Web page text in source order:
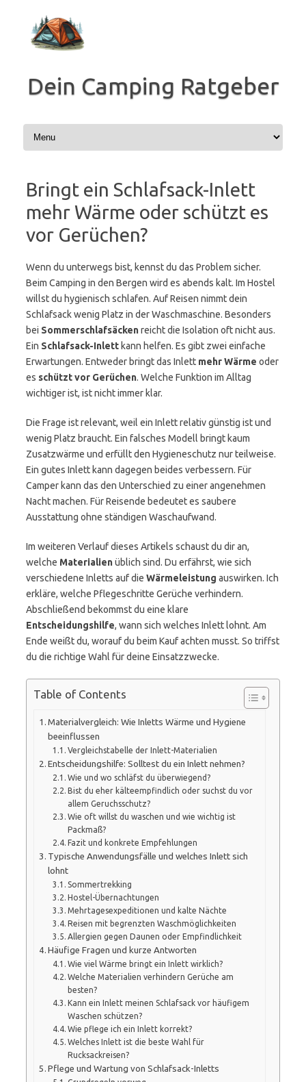
springen
Dein Camping Ratgeber
Bringt ein Schlafsack-Inlett
mehr Wärme oder schützt es
vor Gerüchen?
Wenn du unterwegs bist, kennst du das Problem sicher.
Beim Camping in den Bergen wird es abends kalt. Im Hostel
willst du hygienisch schlafen. Auf Reisen nimmt dein
Schlafsack wenig Platz in der Waschmaschine. Besonders
bei Sommerschlafsäckenreicht die Isolation oft nicht aus.
Ein Schlafsack-Inlett kann helfen. Es gibt zwei einfache
Erwartungen. Entweder bringt das Inlett mehr Wärme oder
es schützt vor Gerüchen. Welche Funktion im Alltag
wichtiger ist, ist nicht immer klar.
Die Frage ist relevant, weil ein Inlett relativ günstig ist und
wenig Platz braucht. Ein falsches Modell bringt kaum
Zusatzwärme und erfüllt den Hygieneschutz nur teilweise.
Ein gutes Inlett kann dagegen beides verbessern. Für
Camper kann das den Unterschied zu einer angenehmen
Nacht machen. Für Reisende bedeutet es saubere
Ausstattung ohne ständigen Waschaufwand.
Im weiteren Verlauf dieses Artikels schaust du dir an,
welche Materialienüblich sind. Du erfährst, wie sich
verschiedene Inletts auf die Wärmeleistung auswirken. Ich
erkläre, welche Pflegeschritte Gerüche verhindern.
Abschließend bekommst du eine klare
Entscheidungshilfe, wann sich welches Inlett lohnt. Am
Ende weißt du, worauf du beim Kauf achten musst. So triffst
du die richtige Wahl für deine Einsatzzwecke.
Table of Contents
Materialvergleich: Wie Inletts Wärme und Hygiene
beeinflussen
Vergleichstabelle der Inlett-Materialien
Entscheidungshilfe: Solltest du ein Inlett nehmen?
Wie und wo schläfst du überwiegend?
Bist du eher kälteempfindlich oder suchst du vor
allem Geruchsschutz?
Wie oft willst du waschen und wie wichtig ist
Packmaß?
Fazit und konkrete Empfehlungen
Typische Anwendungsfälle und welches Inlett sich
lohnt
Sommertrekking
Hostel-Übernachtungen
Mehrtagesexpeditionen und kalte Nächte
Reisen mit begrenzten Waschmöglichkeiten
Allergien gegen Daunen oder Empfindlichkeit
Häufige Fragen und kurze Antworten
Wie viel Wärme bringt ein Inlett wirklich?
Welche Materialien verhindern Gerüche am
besten?
Kann ein Inlett meinen Schlafsack vor häufigem
Waschen schützen?
Wie pflege ich ein Inlett korrekt?
Welches Inlett ist die beste Wahl für
Rucksackreisen?
Pflege und Wartung von Schlafsack-Inletts